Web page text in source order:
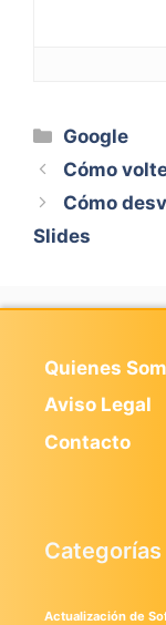
Categorías
Google
Cómo
Cómo
Slides
Quienes
Aviso Legal
Contacto
Categorías
Actualización de